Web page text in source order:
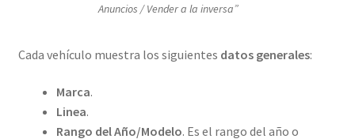
Anuncios / Vender a la inversa”
Cada vehículo muestra los siguientes datos generales:
Marca.
Linea.
Rango del Año/Modelo. Es el rango del año o